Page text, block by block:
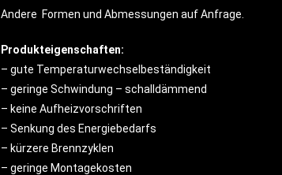
Andere Formen und Abmessungen auf Anfrage.
Produkteigenschaften:
– gute Temperaturwechselbeständigkeit
– geringe Schwindung – schalldämmend
– keine Aufheizvorschriften
– Senkung des Energiebedarfs
– kürzere Brennzyklen
– geringe Montagekosten